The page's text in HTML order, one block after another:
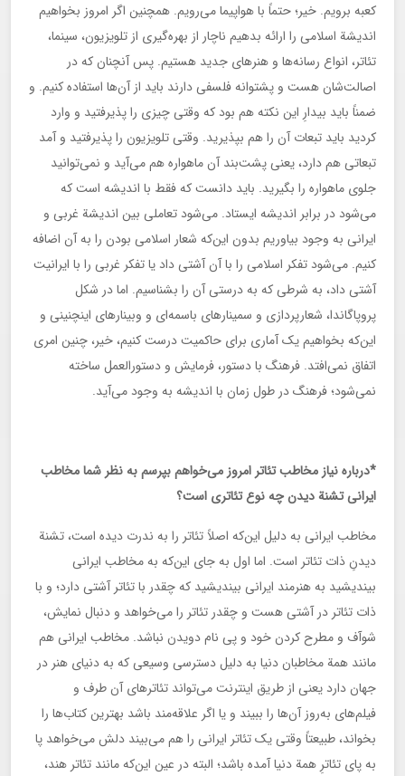
کعبه برویم. خیر؛ حتماً با هواپیما می‌رویم. همچنین اگر امروز بخواهیم
اندیشة اسلامی را ارائه بدهیم ناچار از بهره‌گیری از تلویزیون، سینما،
تئاتر، انواع رسانه‌ها و هنرهای جدید هستیم. پس آنچنان که در
اصالت‌شان هست و پشتوانه فلسفی دارند باید از آن‌ها استفاده کنیم. و
ضمناً باید بیدارِ این نکته هم بود که وقتی چیزی را پذیرفتید و وارد
کردید باید تبعات آن را هم بپذیرید. وقتی تلویزیون را پذیرفتید و آمد
تبعاتی هم دارد، یعنی پشت‌بند آن ماهواره هم می‌آید و نمی‌توانید
جلوی ماهواره را بگیرید. باید دانست که فقط با اندیشه است که
می‌شود در برابر اندیشه ایستاد. می‌شود تعاملی بین اندیشة غربی و
ایرانی به وجود بیاوریم بدون این‌که شعار اسلامی بودن را به آن اضافه
کنیم. می‌شود تفکر اسلامی را با آن آشتی داد یا تفکر غربی را با ایرانیت
آشتی داد، به شرطی که به درستی آن را بشناسیم. اما در شکل
پروپاگاندا، شعارپردازی و سمینارهای باسمه‌ای و وبینارهای اینچنینی و
این‌که بخواهیم یک آماری برای حاکمیت درست کنیم، خیر، چنین امری
اتفاق نمی‌افتد. فرهنگ با دستور، فرمایش و دستورالعمل ساخته
نمی‌شود؛ فرهنگ در طول زمان با اندیشه به وجود می‌آید.
*درباره نیاز مخاطب تئاتر امروز می‌خواهم بپرسم به نظر شما مخاطب
ایرانی تشنة دیدن چه نوع تئاتری است؟
مخاطب ایرانی به دلیل این‌که اصلاً تئاتر را به ندرت دیده است، تشنة
دیدنِ ذات تئاتر است. اما اول به جای این‌که به مخاطب ایرانی
بیندیشید به هنرمند ایرانی بیندیشید که چقدر با تئاتر آشتی دارد؛ و با
ذات تئاتر در آشتی هست و چقدر تئاتر را می‌خواهد و دنبال نمایش،
شوآف و مطرح کردن خود و پی نام دویدن نباشد. مخاطب ایرانی هم
مانند همة مخاطبان دنیا به دلیل دسترسی وسیعی که به دنیای هنر در
جهان دارد یعنی از طریق اینترنت می‌تواند تئاترهای آن طرف و
فیلم‌های به‌روز آن‌ها را ببیند و یا اگر علاقه‌مند باشد بهترین کتاب‌ها را
بخواند، طبیعتاً وقتی یک تئاتر ایرانی را هم می‌بیند دلش می‌خواهد پا
به پای تئاترِ همة دنیا آمده باشد؛ البته در عین این‌که مانند تئاتر هند،